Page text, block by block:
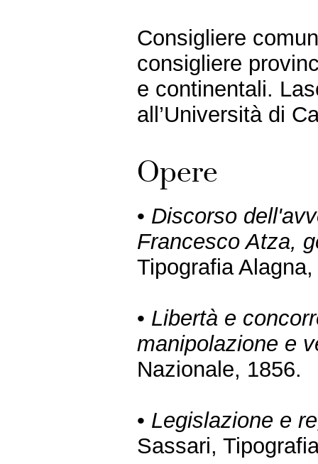
Consigliere
consigliere
e continentali.
all’Università di
Opere
• Discorso
Francesco Atza,
Tipografia
• Libertà e
manipolazione e
Nazionale, 1856.
• Legislazione e
Sassari,